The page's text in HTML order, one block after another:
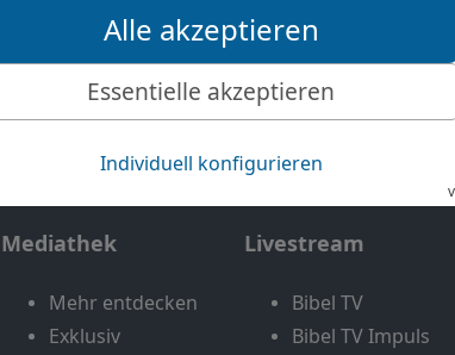
FEEDBACK SENDEN
Mediathek
Mehr entdecken
Exklusiv
Livestream
Bibel TV
Bibel TV Impuls